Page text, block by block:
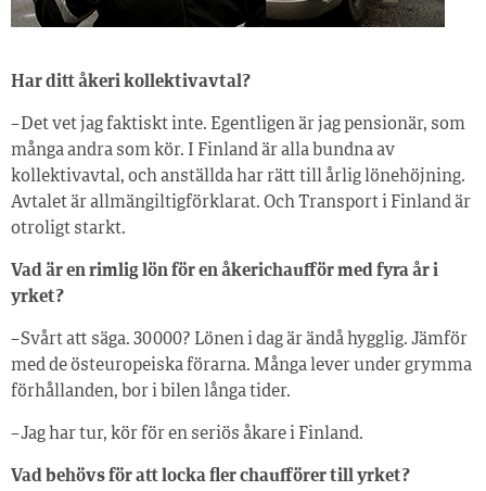
Har ditt åkeri kollektivavtal?
– Det vet jag faktiskt inte. Egentligen är jag pensionär, som
många andra som kör. I Finland är alla bundna av
kollektivavtal, och anställda har rätt till årlig lönehöjning.
Avtalet är allmängiltigförklarat. Och Transport i Finland är
otroligt starkt.
Vad är en rimlig lön för en åkerichaufför med fyra år i
yrket?
– Svårt att säga. 30 000? Lönen i dag är ändå hygglig. Jämför
med de östeuropeiska förarna. Många lever under grymma
förhållanden, bor i bilen långa tider.
– Jag har tur, kör för en seriös åkare i Finland.
Vad behövs för att locka fler chaufförer till yrket?